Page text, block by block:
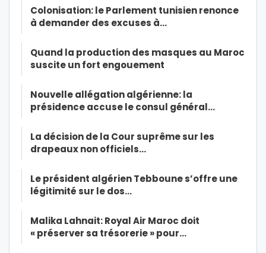
Colonisation: le Parlement tunisien renonce
à demander des excuses à…
Quand la production des masques au Maroc
suscite un fort engouement
Nouvelle allégation algérienne: la
présidence accuse le consul général…
La décision de la Cour suprême sur les
drapeaux non officiels…
Le président algérien Tebboune s’offre une
légitimité sur le dos…
Malika Lahnait: Royal Air Maroc doit
« préserver sa trésorerie » pour…